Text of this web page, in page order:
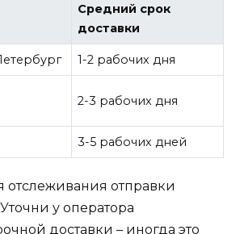
Средний срок
доставки
1-2 рабочих дня
2-3 рабочих дня
3-5 рабочих дней
отслеживания отправки
у оператора
доставки – иногда это